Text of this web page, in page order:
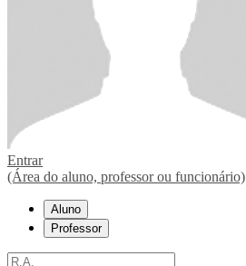
Entrar
(Área do aluno, professor ou funcionário)
Aluno
Professor